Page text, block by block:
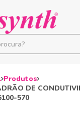
Produtos
DE
570